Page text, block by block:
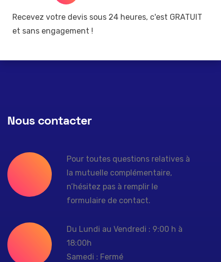
Recevez votre devis sous 24 heures, c'est GRATUIT
et sans engagement !
Nous contacter
Pour toutes questions relatives à
la mutuelle complémentaire,
n’hésitez pas à remplir le
formulaire de contact.
Du Lundi au Vendredi : 9:00 h à
18:00h
Samedi : Fermé